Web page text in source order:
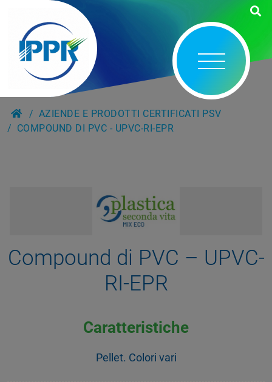
AZIENDE E PRODOTTI CERTIFICATI PSV
COMPOUND DI PVC - UPVC-RI-EPR
Compound di PVC – UPVC-
RI-EPR
Caratteristiche
Pellet. Colori vari